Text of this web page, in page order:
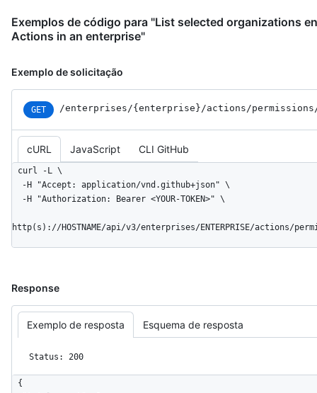
Exemplos de código para "List selected organizations
Actions in an enterprise"
Exemplo de solicitação
GET /enterprises /{enterprise} /actions /permissions
cURL JavaScript CLI GitHub
curl -L \
http(s)://HOSTNAME/api/v3/enterprises/ENTERPRISE/actions/
Response
Exemplo de resposta Esquema de resposta
Status: 200
{